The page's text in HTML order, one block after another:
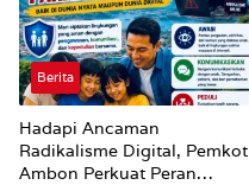
Berita
Hadapi Ancaman
Radikalisme Digital, Pemkot
Ambon Perkuat Peran